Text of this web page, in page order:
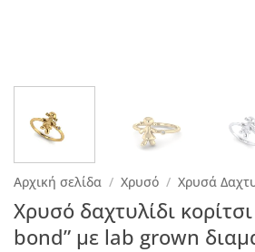
Αρχική σελίδα / Χρυσό / Χρυσά
Χρυσό δαχτυλίδι
bond” με lab grown